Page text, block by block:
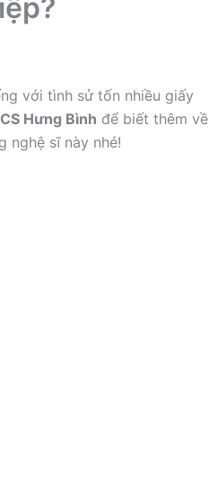
với tình sử tốn nhiều giấy
Hưng Bình để biết thêm về
nghệ sĩ này nhé!